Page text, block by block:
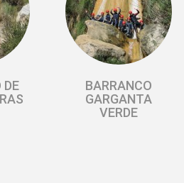
DE
BARRANCO
GARGANTA
VERDE